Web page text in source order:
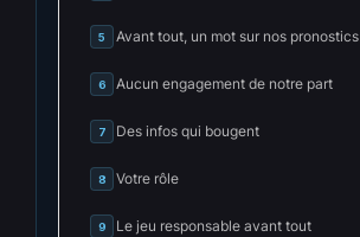
5 Avant tout, un mot sur nos pronostics
6 Aucun engagement de notre part
7 Des infos qui bougent
8 Votre rôle
9 Le jeu responsable avant tout